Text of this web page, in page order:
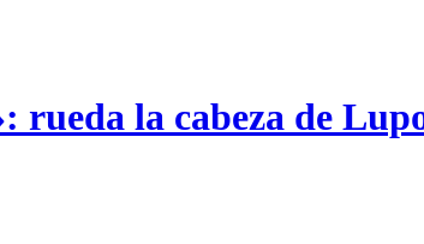
rueda la cabeza de